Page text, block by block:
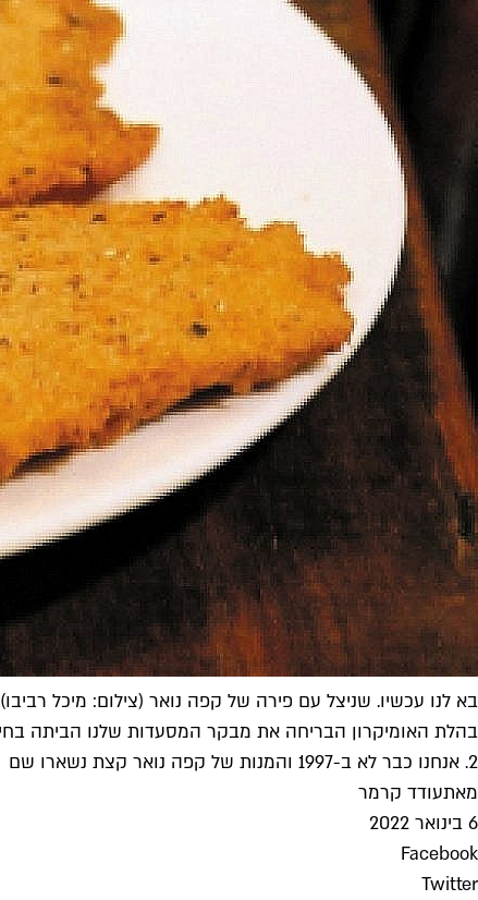
בא לנו עכשיו. שניצל עם פירה של קפה נואר (צילום: מיכל רביבו)
2. אנחנו כבר לא ב-1997 והמנות של קפה נואר קצת נשארו שם
מאתעודד קרמר
6 בינואר 2022
Facebook
Twitter